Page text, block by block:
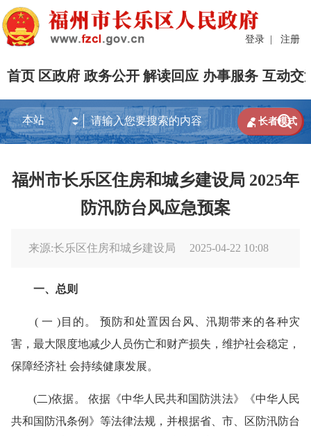
登录 | 注册
首页 区政府 政务公开 解读回应 办事服务 互动交

 长者模式
福州市长乐区住房和城乡建设局 2025年
防汛防台风应急预案
来源:长乐区住房和城乡建设局 2025-04-22 10:08
一、总则
( 一 )目的。 预防和处置因台风、汛期带来的各种灾
害，最大限度地减少人员伤亡和财产损失，维护社会稳定，
保障经济社 会持续健康发展。
(二)依据。 依据《中华人民共和国防洪法》《中华人民
共和国防汛条例》等法律法规，并根据省、市、区防汛防台